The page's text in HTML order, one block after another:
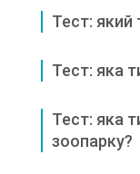
Тест: який
Тест: яка
Тест: яка
зоопарку?